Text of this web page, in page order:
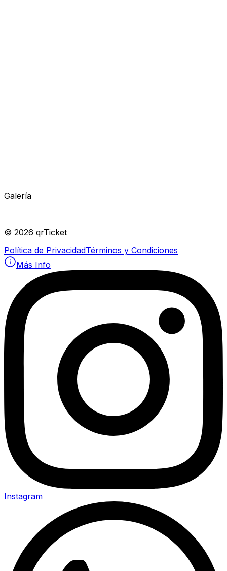
Galería
© 2026 qrTicket
Política de PrivacidadTérminos y Condiciones
Más Info
Instagram